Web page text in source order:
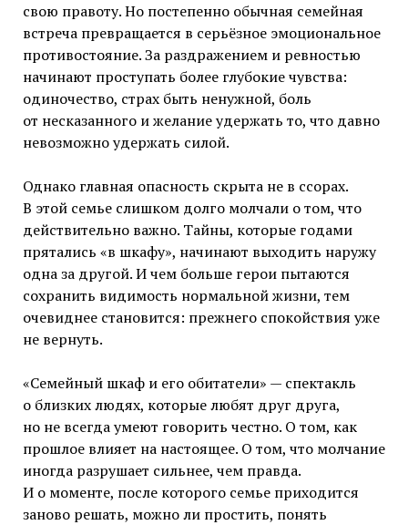
свою правоту. Но постепенно обычная семейная
встреча превращается в серьёзное эмоциональное
противостояние. За раздражением и ревностью
начинают проступать более глубокие чувства:
одиночество, страх быть ненужной, боль
от несказанного и желание удержать то, что давно
невозможно удержать силой.
Однако главная опасность скрыта не в ссорах.
В этой семье слишком долго молчали о том, что
действительно важно. Тайны, которые годами
прятались «в шкафу», начинают выходить наружу
одна за другой. И чем больше герои пытаются
сохранить видимость нормальной жизни, тем
очевиднее становится: прежнего спокойствия уже
не вернуть.
«Семейный шкаф и его обитатели» — спектакль
о близких людях, которые любят друг друга,
но не всегда умеют говорить честно. О том, как
прошлое влияет на настоящее. О том, что молчание
иногда разрушает сильнее, чем правда.
И о моменте, после которого семье приходится
заново решать, можно ли простить, понять